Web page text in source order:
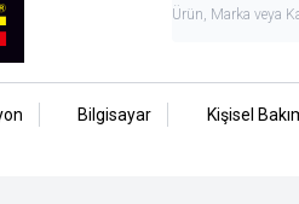
Bilgisayar Kişisel